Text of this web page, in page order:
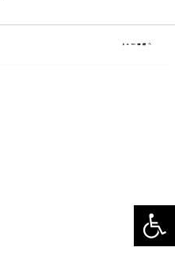
פתח סרגל נגישות